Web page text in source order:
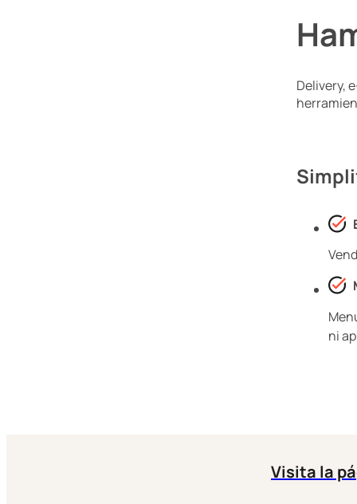
Delivery,
ni
Visita la